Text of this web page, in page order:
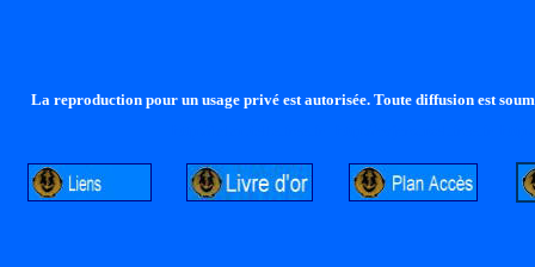
La reproduction pour un usage privé est autorisée. Toute diffusion est